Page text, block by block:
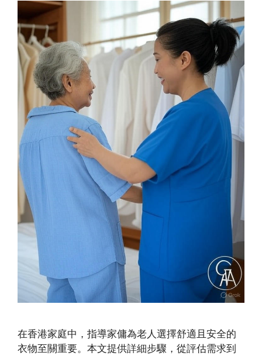
在香港家庭中，指導家傭為老人選擇舒適且安全的
衣物至關重要。本文提供詳細步驟，從評估需求到